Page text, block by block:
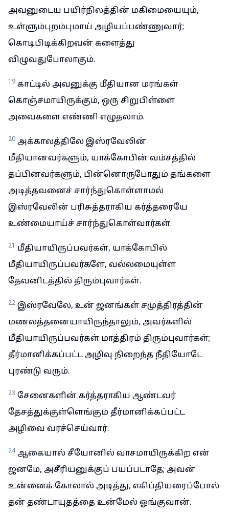
அவனுடைய பயிர்நிலத்தின் மகிமையையும்,
உள்ளும்புறம்புமாய் அழியப்பண்ணுவார்;
கொடிபிடிக்கிறவன் களைத்து
விழுவதுபோலாகும்.
19 காட்டில் அவனுக்கு மீதியான மரங்கள்
கொஞ்சமாயிருக்கும், ஒரு சிறுபிள்ளை
அவைகளை எண்ணி எழுதலாம்.
20 அக்காலத்திலே இஸ்ரவேலின்
மீதியானவர்களும், யாக்கோபின் வம்சத்தில்
தப்பினவர்களும், பின்னொருபோதும் தங்களை
அடித்தவனைச் சார்ந்துகொள்ளாமல்
இஸ்ரவேலின் பரிசுத்தராகிய கர்த்தரையே
உண்மையாய்ச் சார்ந்துகொள்வார்கள்.
21 மீதியாயிருப்பவர்கள், யாக்கோபில்
மீதியாயிருப்பவர்களே, வல்லமையுள்ள
தேவனிடத்தில் திரும்புவார்கள்.
22 இஸ்ரவேலே, உன் ஜனங்கள் சமுத்திரத்தின்
மணலத்தனையாயிருந்தாலும், அவர்களில்
மீதியாயிருப்பவர்கள் மாத்திரம் திரும்புவார்கள்;
தீர்மானிக்கப்பட்ட அழிவு நிறைந்த நீதியோடே
புரண்டு வரும்.
23 சேனைகளின் கர்த்தராகிய ஆண்டவர்
தேசத்துக்குள்ளெங்கும் தீர்மானிக்கப்பட்ட
அழிவை வரச்செய்வார்.
24 ஆகையால் சீயோனில் வாசமாயிருக்கிற என்
ஜனமே, அசீரியனுக்குப் பயப்படாதே; அவன்
உன்னைக் கோலால் அடித்து, எகிப்தியரைப்போல்
தன் தண்டாயுதத்தை உன்மேல் ஓங்குவான்.